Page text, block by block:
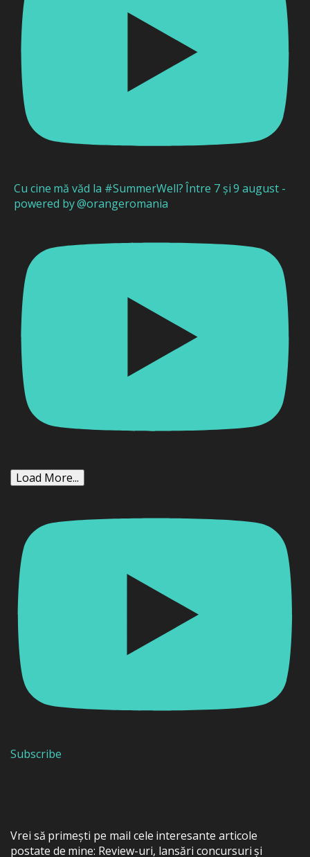
Cu cine mă văd la #SummerWell? Între 7 și 9 august -
powered by @orangeromania
Load More...
Subscribe
Vrei să primești pe mail cele interesante articole
postate de mine: Review-uri, lansări concursuri și